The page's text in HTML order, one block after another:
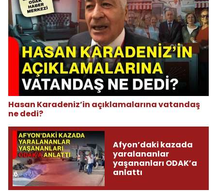
Hasan Karadeniz’in açıklamalarına vatandaş
ne dedi?
Afyon’daki kazada
yaralananlar
yaşananları ODAK’a
anlattı